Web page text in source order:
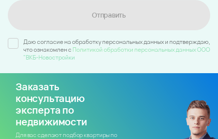
Отправить
Даю согласие на обработку персональных данных и подтверждаю,
что ознакомлен c Политикой обработки персональных данных ООО
"ВКБ-Новостройки
Заказать
консультацию
эксперта по
недвижимости
Для вас сделают подбор квартиры по